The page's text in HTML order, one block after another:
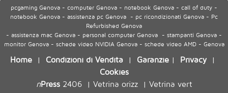
pcgaming Genova - computer Genova - notebook Genova - call of duty -
notebook Genova - assistenza pc Genova - pc ricondizionati Genova - Pc
Refurbished Genova
- assistenza mac Genova - personal computer Genova - stampanti Genova -
monitor Genova - schede video NVIDIA Genova - schede video AMD - Genova
Home | Condizioni di Vendita | Garanzie | Privacy|
Cookies
nPress2406| Vetrina orizz| Vetrina vert